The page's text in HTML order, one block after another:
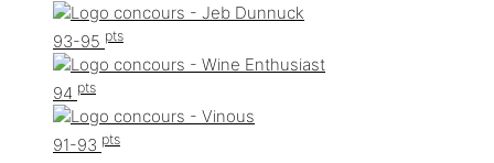
93-95 pts
94 pts
91-93 pts